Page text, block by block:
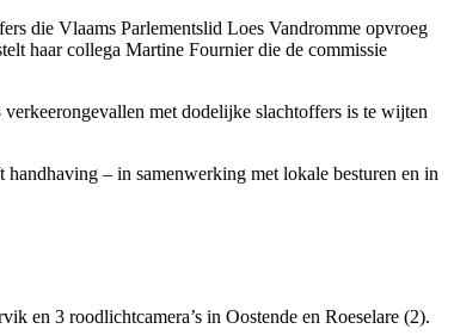
die Vlaams Parlementslid Loes Vandromme opvroeg
haar collega Martine Fournier die de commissie
met dodelijke slachtoffers is te wijten
– in samenwerking met lokale besturen en in
en 3 roodlichtcamera’s in Oostende en Roeselare (2).